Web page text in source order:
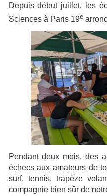
Depuis début juillet, les
Sciences à Paris 19e
Pendant deux mois, des
échecs aux amateurs de
surf, tennis, trapèze
compagnie bien sûr de